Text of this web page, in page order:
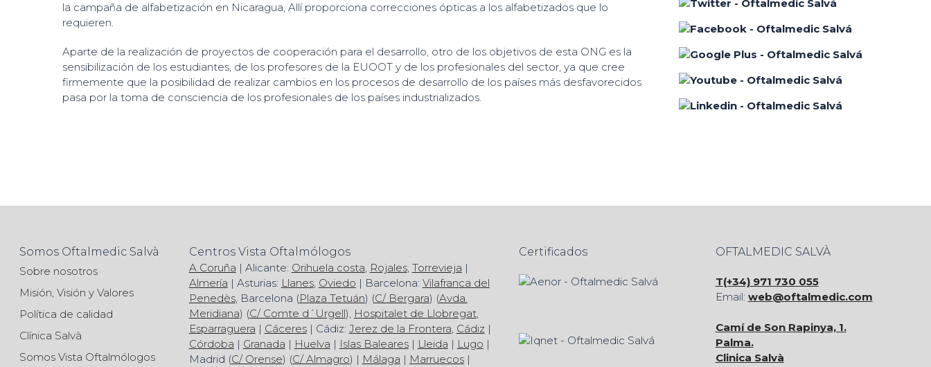
la campaña de alfabetización en Nicaragua, Allí proporciona correcciones ópticas a los alfabetizados que lo
requieren.
Aparte de la realización de proyectos de cooperación para el desarrollo, otro de los objetivos de esta ONG es la
sensibilización de los estudiantes, de los profesores de la EUOOT y de los profesionales del sector, ya que cree
firmemente que la posibilidad de realizar cambios en los procesos de desarrollo de los países más desfavorecidos
pasa por la toma de consciencia de los profesionales de los países industrializados.
Somos Oftalmedic Salvà
Sobre nosotros
Misión, Visión y Valores
Política de calidad
Clínica Salvà
Somos Vista Oftalmólogos
Centros Vista Oftalmólogos
A Coruña | Alicante: Orihuela costa, Rojales, Torrevieja |
Almería | Asturias: Llanes, Oviedo | Barcelona: Vilafranca del
Penedès, Barcelona (Plaza Tetuán) (C/ Bergara) (Avda.
Meridiana) (C/ Comte d´Urgell), Hospitalet de Llobregat,
Esparraguera | Cáceres| Cádiz: Jerez de la Frontera, Cádiz |
Córdoba | Granada | Huelva | Islas Baleares| Lleida | Lugo |
Madrid (C/ Orense) (C/ Almagro) | Málaga | Marruecos|
Certificados OFTALMEDIC SALVÀ
T(+34) 971 730 055
Email: web@oftalmedic.com
Camí de Son Rapinya, 1.
Palma.
Clinica Salvà